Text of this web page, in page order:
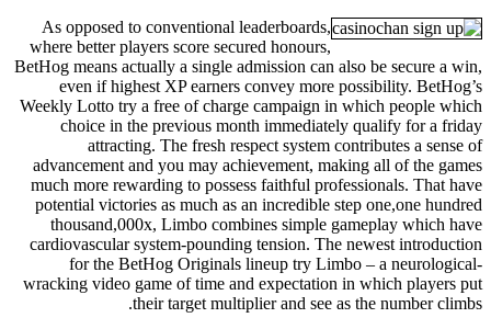
As opposed to conventional leaderboards,
where better players score secured honours,
BetHog means actually a single admission can also be secure a win,
even if highest XP earners convey more possibility. BetHog’s
Weekly Lotto try a free of charge campaign in which people which
choice in the previous month immediately qualify for a friday
attracting. The fresh respect system contributes a sense of
advancement and you may achievement, making all of the games
much more rewarding to possess faithful professionals. That have
potential victories as much as an incredible step one,one hundred
thousand,000x, Limbo combines simple gameplay which have
cardiovascular system-pounding tension. The newest introduction
for the BetHog Originals lineup try Limbo – a neurological-
wracking video game of time and expectation in which players put
their target multiplier and see as the number climbs.